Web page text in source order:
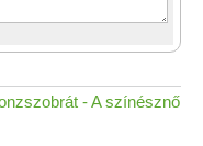
- A színésznő